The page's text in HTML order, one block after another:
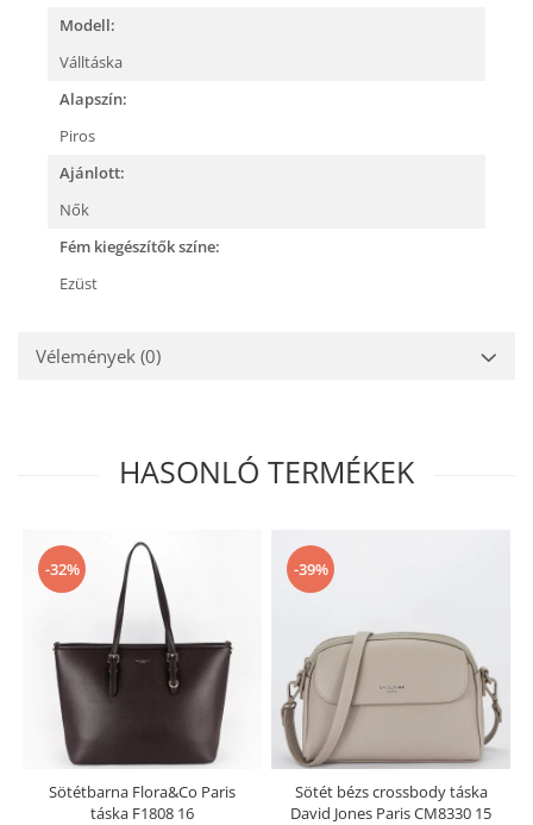
Modell:
Válltáska
Alapszín:
Piros
Ajánlott:
Nők
Fém kiegészítők színe:
Ezüst
Vélemények (0)
HASONLÓ TERMÉKEK
-32%
Sötétbarna Flora&Co Paris
táska F1808 16
-39%
Sötét bézs crossbody táska
David Jones Paris CM8330 15